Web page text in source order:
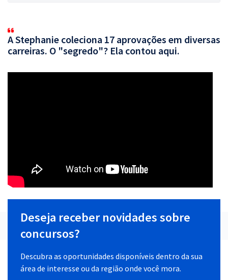
A Stephanie coleciona 17 aprovações em diversas
carreiras. O "segredo"? Ela contou aqui.
Deseja receber novidades sobre
concursos?
Descubra as oportunidades disponíveis dentro da sua
área de interesse ou da região onde você mora.